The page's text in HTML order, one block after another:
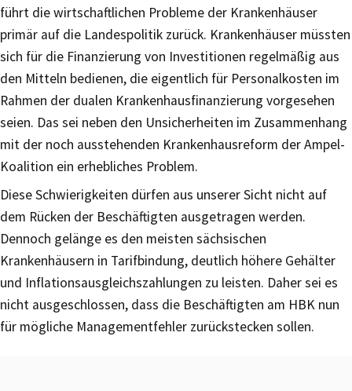
führt die wirtschaftlichen Probleme der Krankenhäuser
primär auf die Landespolitik zurück. Krankenhäuser müssten
sich für die Finanzierung von Investitionen regelmäßig aus
den Mitteln bedienen, die eigentlich für Personalkosten im
Rahmen der dualen Krankenhausfinanzierung vorgesehen
seien. Das sei neben den Unsicherheiten im Zusammenhang
mit der noch ausstehenden Krankenhausreform der Ampel-
Koalition ein erhebliches Problem.
Diese Schwierigkeiten dürfen aus unserer Sicht nicht auf
dem Rücken der Beschäftigten ausgetragen werden.
Dennoch gelänge es den meisten sächsischen
Krankenhäusern in Tarifbindung, deutlich höhere Gehälter
und Inflationsausgleichszahlungen zu leisten. Daher sei es
nicht ausgeschlossen, dass die Beschäftigten am HBK nun
für mögliche Managementfehler zurückstecken sollen.